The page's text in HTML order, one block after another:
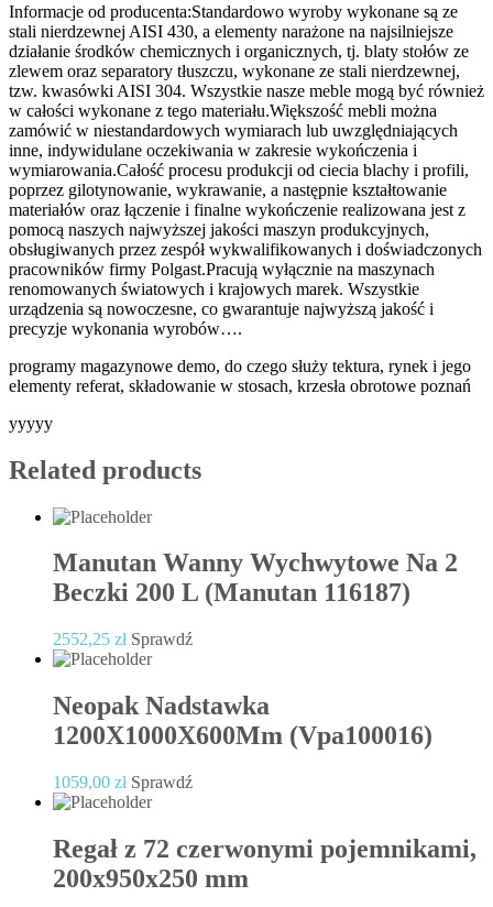
Informacje od producenta:Standardowo wyroby wykonane są ze
stali nierdzewnej AISI 430, a elementy narażone na najsilniejsze
działanie środków chemicznych i organicznych, tj. blaty stołów ze
zlewem oraz separatory tłuszczu, wykonane ze stali nierdzewnej,
tzw. kwasówki AISI 304. Wszystkie nasze meble mogą być również
w całości wykonane z tego materiału.Większość mebli można
zamówić w niestandardowych wymiarach lub uwzględniających
inne, indywidulane oczekiwania w zakresie wykończenia i
wymiarowania.Całość procesu produkcji od ciecia blachy i profili,
poprzez gilotynowanie, wykrawanie, a następnie kształtowanie
materiałów oraz łączenie i finalne wykończenie realizowana jest z
pomocą naszych najwyższej jakości maszyn produkcyjnych,
obsługiwanych przez zespół wykwalifikowanych i doświadczonych
pracowników firmy Polgast.Pracują wyłącznie na maszynach
renomowanych światowych i krajowych marek. Wszystkie
urządzenia są nowoczesne, co gwarantuje najwyższą jakość i
precyzje wykonania wyrobów….
programy magazynowe demo, do czego służy tektura, rynek i jego
elementy referat, składowanie w stosach, krzesła obrotowe poznań
yyyyy
Related products
Manutan Wanny Wychwytowe Na 2
Beczki 200 L (Manutan 116187)
2552,25 zł Sprawdź
Neopak Nadstawka
1200X1000X600Mm (Vpa100016)
1059,00 zł Sprawdź
Regał z 72 czerwonymi pojemnikami,
200x950x250 mm